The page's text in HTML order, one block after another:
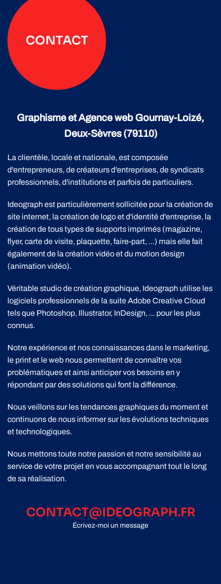
CONTACT
Graphisme et Agence web Gournay-Loizé,
Deux-Sèvres (79110)
La clientèle, locale et nationale, est composée
d'entrepreneurs, de créateurs d'entreprises, de syndicats
professionnels, d'institutions et parfois de particuliers.
Ideograph est particulièrement sollicitée pour la création de
site internet, la création de logo et d'identité d'entreprise, la
création de tous types de supports imprimés (magazine,
flyer, carte de visite, plaquette, faire-part, ...) mais elle fait
également de la création vidéo et du motion design
(animation vidéo).
Véritable studio de création graphique, Ideograph utilise les
logiciels professionnels de la suite Adobe Creative Cloud
tels que Photoshop, Illustrator, InDesign, ... pour les plus
connus.
Notre expérience et nos connaissances dans le marketing,
le print et le web nous permettent de connaître vos
problématiques et ainsi anticiper vos besoins en y
répondant par des solutions qui font la différence.
Nous veillons sur les tendances graphiques du moment et
continuons de nous informer sur les évolutions techniques
et technologiques.
Nous mettons toute notre passion et notre sensibilité au
service de votre projet en vous accompagnant tout le long
de sa réalisation.
CONTACT@IDEOGRAPH.FR
Écrivez-moi un message